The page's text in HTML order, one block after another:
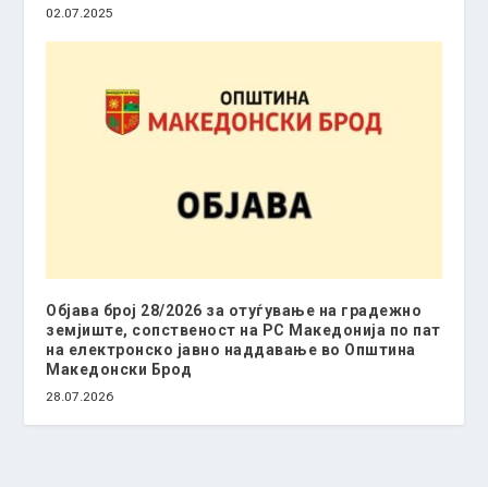
02.07.2025
Објава број 28/2026 за отуѓување на градежно
земјиште, сопственост на РС Македонија по пат
на електронско јавно наддавање во Општина
Македонски Брод
28.07.2026